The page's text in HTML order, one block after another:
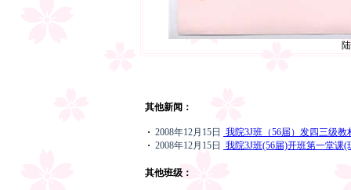
其他新闻：
· 2008年12月15日
我院3J班（56届）发四三级教
· 2008年12月15日 我院3J班(56届)开班第一堂课(
其他班级：